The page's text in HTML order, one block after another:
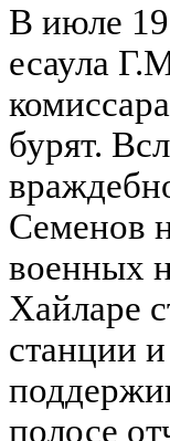
В июле
есаула
бурят.
Семенов
военных
Хайларе
станции
полосе